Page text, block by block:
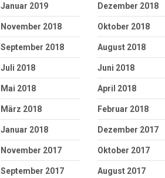
Januar 2019 Dezember 2018
November 2018 Oktober 2018
September 2018 August 2018
Juli 2018 Juni 2018
Mai 2018 April 2018
März 2018 Februar 2018
Januar 2018 Dezember 2017
November 2017 Oktober 2017
September 2017 August 2017